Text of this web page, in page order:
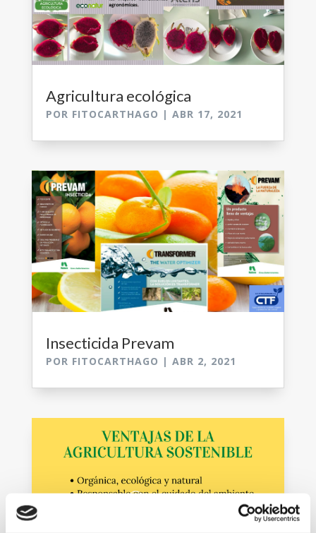
Agricultura ecológica
POR FITOCARTHAGO | ABR 17, 2021
Insecticida Prevam
POR FITOCARTHAGO | ABR 2, 2021